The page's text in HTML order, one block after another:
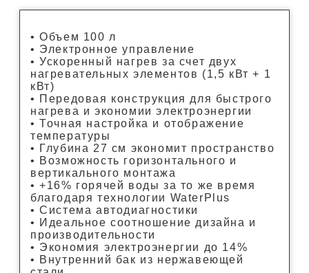
• Объем 100 л
• Электронное управление
• Ускоренный нагрев за счет двух
нагревательных элементов (1,5 кВт + 1
кВт)
• Передовая конструкция для быстрого
нагрева и экономии электроэнергии
• Точная настройка и отображение
температуры
• Глубина 27 см экономит пространство
• Возможность горизонтального и
вертикального монтажа
• +16% горячей воды за то же время
благодаря технологии WaterPlus
• Cистема автодиагностики
• Идеальное соотношение дизайна и
производительности
• Экономия электроэнергии до 14%
• Внутренний бак из нержавеющей